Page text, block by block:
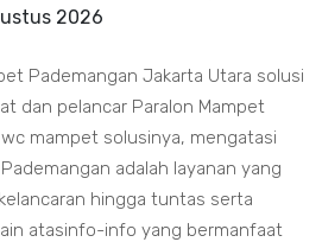
2026
Pademangan Jakarta Utara solusi
dan pelancar Paralon Mampet
mampet solusinya, mengatasi
adalah layanan yang
hingga tuntas serta
atasinfo-info yang bermanfaat